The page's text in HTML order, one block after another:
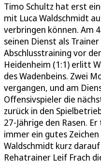
Timo Schultz hat erst
mit Luca Waldschmidt
verbringen können. Am
seinen Dienst als Trainer
Abschlusstraining vor
Heidenheim (1:1) erlitt
des Wadenbeins. Zwei
vergangen, und am
Offensivspieler die
zurück in den
27-Jährige den Rasen.
immer ein gutes
Waldschmidt kurz
Rehatrainer Leif Frach